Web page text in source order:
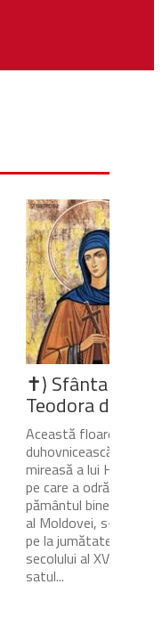
✝) Sfânta
Teodora de la
Această floare
duhovnicească și
mireasă a lui Hristos,
pe care a odrăslit-o
pământul
al Moldovei, s-a
pe la jumătatea
secolului al XVII-lea, în
satul...